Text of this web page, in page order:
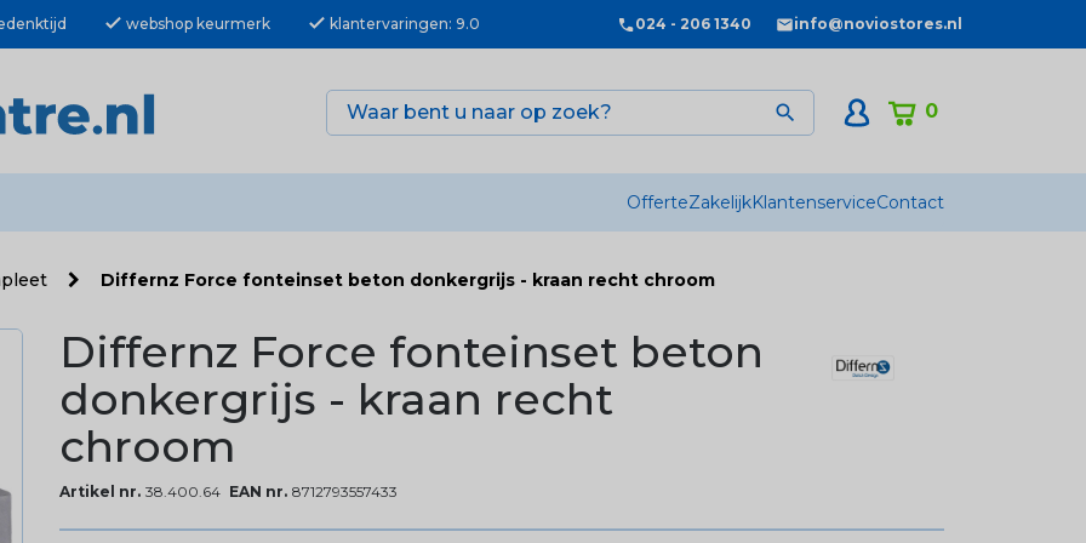
check webshop keurmerk check klantervaringen: 9.0 024 - 206 1340 info@noviostores.nl
0

OfferteZakelijkKlantenserviceContact
Differnz Force fonteinset beton donkergrijs - kraan recht chroom
Differnz Force fonteinset beton
donkergrijs - kraan recht
chroom
Artikel nr. 38.400.64 EAN nr. 8712793557433